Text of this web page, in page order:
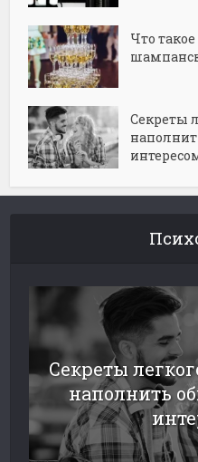
Что
Секреты
Секреты
наполнить